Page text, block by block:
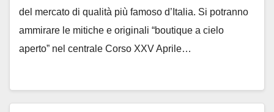
del mercato di qualità più famoso d’Italia. Si potranno
ammirare le mitiche e originali “boutique a cielo
aperto” nel centrale Corso XXV Aprile…